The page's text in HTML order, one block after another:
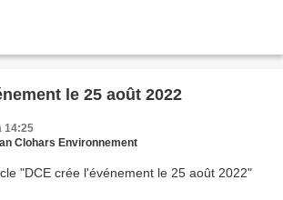
le 25 août 2022
14:25
Clohars Environnement